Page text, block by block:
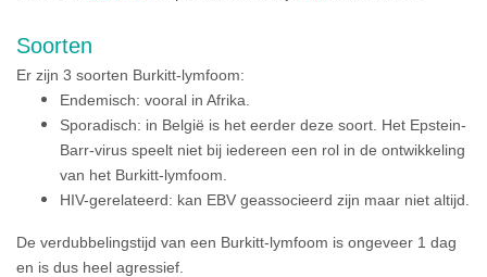
Soorten
Er zijn 3 soorten Burkitt-lymfoom:
Endemisch: vooral in Afrika.
Sporadisch: in België is het eerder deze soort. Het Epstein-
Barr-virus speelt niet bij iedereen een rol in de ontwikkeling
van het Burkitt-lymfoom.
HIV-gerelateerd: kan EBV geassocieerd zijn maar niet altijd.
De verdubbelingstijd van een Burkitt-lymfoom is ongeveer 1 dag
en is dus heel agressief.